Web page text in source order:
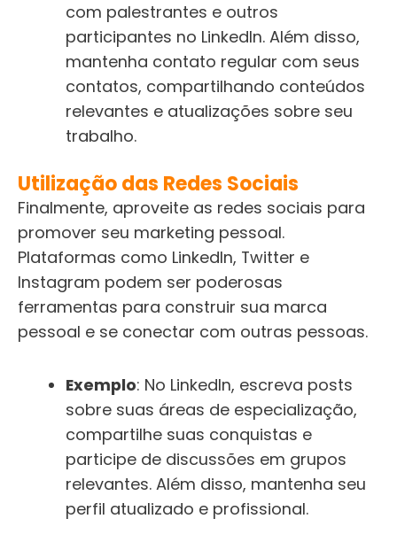
com palestrantes e outros
participantes no LinkedIn. Além disso,
mantenha contato regular com seus
contatos, compartilhando conteúdos
relevantes e atualizações sobre seu
trabalho.
Utilização das Redes Sociais
Finalmente, aproveite as redes sociais para
promover seu marketing pessoal.
Plataformas como LinkedIn, Twitter e
Instagram podem ser poderosas
ferramentas para construir sua marca
pessoal e se conectar com outras pessoas.
Exemplo: No LinkedIn, escreva posts
sobre suas áreas de especialização,
compartilhe suas conquistas e
participe de discussões em grupos
relevantes. Além disso, mantenha seu
perfil atualizado e profissional.